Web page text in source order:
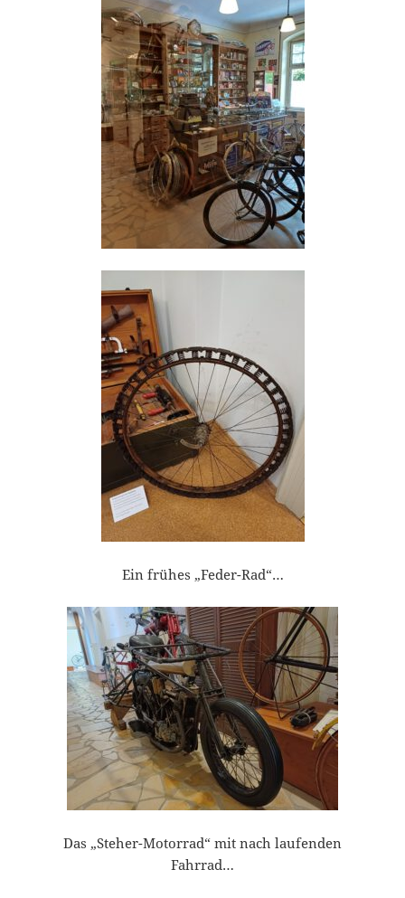
Ein frühes „Feder-Rad“…
Das „Steher-Motorrad“ mit nach laufenden
Fahrrad…